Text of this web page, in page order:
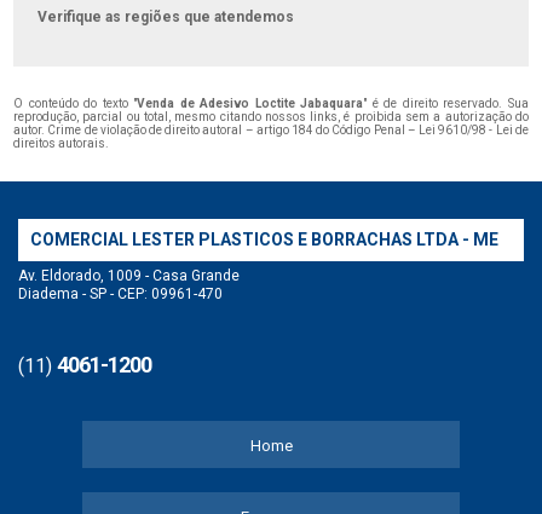
Verifique as regiões que atendemos
O conteúdo do texto "Venda de Adesivo Loctite Jabaquara" é de direito reservado. Sua
reprodução, parcial ou total, mesmo citando nossos links, é proibida sem a autorização do
autor. Crime de violação de direito autoral – artigo 184 do Código Penal – Lei 9610/98 - Lei de
direitos autorais.
COMERCIAL LESTER PLASTICOS E BORRACHAS LTDA - ME
Av. Eldorado, 1009 - Casa Grande
Diadema - SP - CEP: 09961-470
(11) 4061-1200
Home